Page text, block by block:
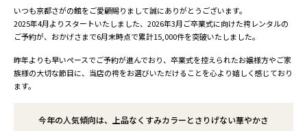
いつも京都さがの館をご愛顧賜りまして誠にありがとうございます。
2025年4月よりスタートいたしました、2026年3月ご卒業式に向けた袴レンタルの
ご予約が、おかげさまで6月末時点で累計15,000件を突破いたしました。
昨年よりも早いペースでご予約が進んでおり、卒業式を控えられたお嬢様方やご家
族様の大切な節目に、当店の袴をお選びいただけることを心より嬉しく感じており
ます。
今年の人気傾向は、上品なくすみカラーとさりげない華やかさ